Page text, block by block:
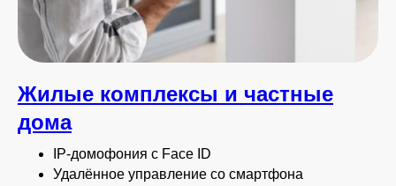
Жилые комплексы и частные
дома
IP-домофония с Face ID
Удалённое управление со смартфона